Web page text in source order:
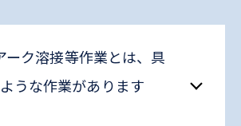
ーク溶接等作業とは、具
うな作業があります